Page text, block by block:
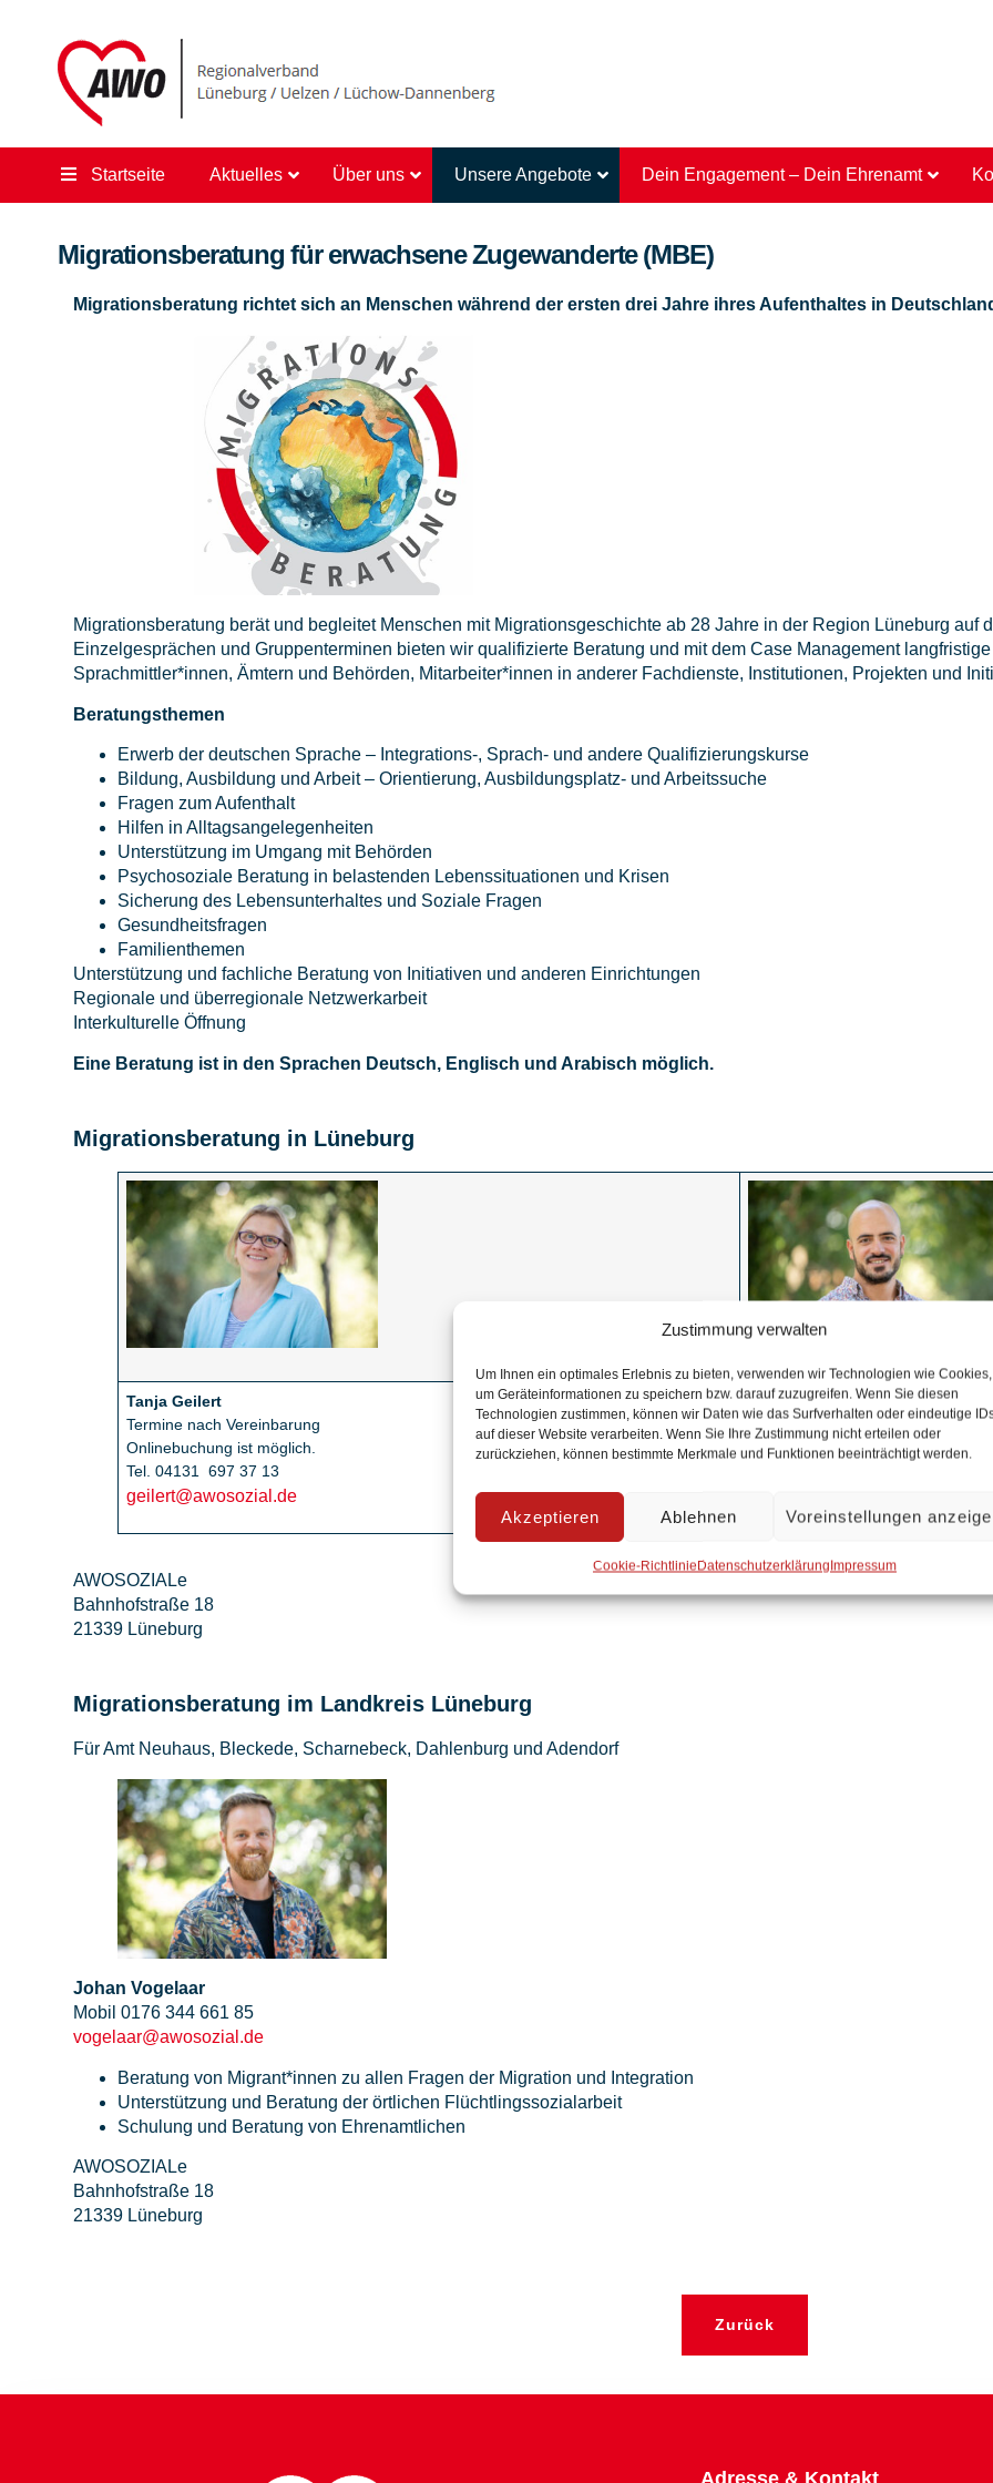
Zustimmung verwalten
Um Ihnen ein optimales Erlebnis zu bieten, verwenden wir Technologien wie Cookies,
um Geräteinformationen zu speichern bzw. darauf zuzugreifen. Wenn Sie diesen
Technologien zustimmen, können wir Daten wie das Surfverhalten oder eindeutige
auf dieser Website verarbeiten. Wenn Sie Ihre Zustimmung nicht erteilen oder
zurückziehen, können bestimmte Merkmale und Funktionen beeinträchtigt werden.
Akzeptieren Ablehnen Voreinstellungen
Cookie-RichtlinieDatenschutzerklärungImpressum
Startseite Aktuelles Über uns Unsere Angebote Dein Engagement – Dein Ehrenamt
Migrationsberatung für erwachsene Zugewanderte (MBE)
Migrationsberatung richtet sich an Menschen während der ersten drei Jahre ihres Aufenthaltes in
Migrationsberatung berät und begleitet Menschen mit Migrationsgeschichte ab 28 Jahre in der Region Lüneburg auf
Einzelgesprächen und Gruppenterminen bieten wir qualifizierte Beratung und mit dem Case Management
Sprachmittler*innen, Ämtern und Behörden, Mitarbeiter*innen in anderer Fachdienste, Institutionen, Projekten und
Beratungsthemen
Erwerb der deutschen Sprache – Integrations-, Sprach- und andere Qualifizierungskurse
Bildung, Ausbildung und Arbeit – Orientierung, Ausbildungsplatz- und Arbeitssuche
Fragen zum Aufenthalt
Hilfen in Alltagsangelegenheiten
Unterstützung im Umgang mit Behörden
Psychosoziale Beratung in belastenden Lebenssituationen und Krisen
Sicherung des Lebensunterhaltes und Soziale Fragen
Gesundheitsfragen
Familienthemen
Unterstützung und fachliche Beratung von Initiativen und anderen Einrichtungen
Regionale und überregionale Netzwerkarbeit
Interkulturelle Öffnung
Eine Beratung ist in den Sprachen Deutsch, Englisch und Arabisch möglich.
Migrationsberatung in Lüneburg
Tanja Geilert
Termine nach Vereinbarung
Onlinebuchung ist möglich.
Tel. 04131 697 37 13
geilert@awosozial.de
Ali Mohammad
Termine nach Vereinbarung
Tel. 04131 697 37 14
AWOSOZIALe
Bahnhofstraße 18
21339 Lüneburg
Migrationsberatung im Landkreis Lüneburg
Für Amt Neuhaus, Bleckede, Scharnebeck, Dahlenburg und Adendorf
Johan Vogelaar
Mobil 0176 344 661 85
vogelaar@awosozial.de
Beratung von Migrant*innen zu allen Fragen der Migration und Integration
Unterstützung und Beratung der örtlichen Flüchtlingssozialarbeit
Schulung und Beratung von Ehrenamtlichen
AWOSOZIALe
Bahnhofstraße 18
21339 Lüneburg
Zurück
Adresse & Kontakt